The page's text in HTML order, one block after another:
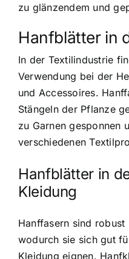
zu glänzendem und
Hanfblätter in
In der Textilindustrie
Verwendung bei der
und Accessoires.
Stängeln der Pflanze
zu Garnen gesponnen
verschiedenen
Hanfblätter in
Kleidung
Hanffasern sind
wodurch sie sich gut
Kleidung eignen.